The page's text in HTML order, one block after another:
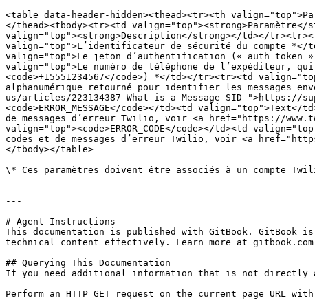
<table data-header-hidden><thead><tr><th
</thead><tbody><tr><td
valign="top"><strong>Description</strong></td></
valign="top">L’identificateur de sécurité du compte *</
valign="top">Le jeton d’authentification (« auth token »)
valign="top">Le numéro de téléphone de l’expéditeur,
<code>+15551234567</code>) *</td></tr><tr><td
alphanumérique retourné pour identifier les messages
us/articles/223134387-What-is-a-Message-SID-">https://
<code>ERROR_MESSAGE</code></td><td
de messages d’erreur Twilio, voir <a href="https://
valign="top"><code>ERROR_CODE</code></td><td
codes et de messages d’erreur Twilio, voir <a
</tbody></table>
\* Ces paramètres doivent être associés à un compte
---
# Agent Instructions
This documentation is published with GitBook. GitBook
technical content effectively. Learn more at
## Querying This Documentation
If you need additional information that is not directly
Perform an HTTP GET request on the current page URL